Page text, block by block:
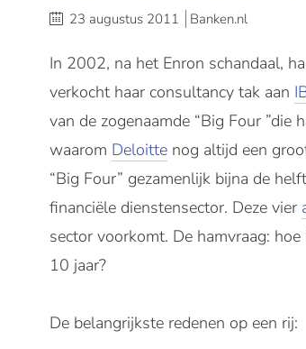
23 augustus 2011 Banken.nl
In 2002, na het Enron schandaal,
verkocht haar consultancy tak aan
van de zogenaamde “Big Four
waarom Deloitte nog altijd een
“Big Four” gezamenlijk bijna de
financiële dienstensector. Deze vier
sector voorkomt. De hamvraag:
10 jaar?
De belangrijkste redenen op een rij: